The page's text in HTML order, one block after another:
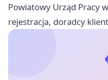
Powiatowy Urząd Pracy
rejestracja, doradcy